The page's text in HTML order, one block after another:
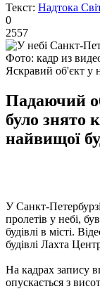
Текст: Надтока
0
2557
Фото: кадр из
Яскравий об'єкт у
Падаючий
було знято
найвищої
У Санкт-
пролетів у небі,
будівлі в місті.
будівлі Лахта
На кадрах запису
опускається з